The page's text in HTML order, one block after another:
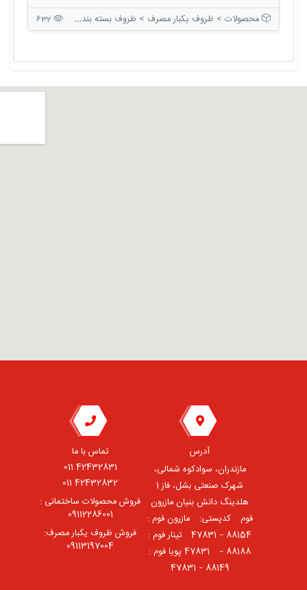
محصولات > ظروف یکبار مصرف > ظروف بسته بندی بدون درب
آدرس
مازندران، سوادکوه شمالی،
شهرک صنعتی بشل، فاز 1
هلدینگ دانش بنیان مازرون
فوم ⠀کدپستی: ⠀مازرون فوم :
88154 – 47831 ⠀تینار فوم :
88188 – 47831⠀ پویا فوم :
88149 – 47831
تماس با ما
42432831 011
42432832 011
فروش محصولات ساختمانی :
09112286001
فروش ظروف یکبار مصرف:
09113197004